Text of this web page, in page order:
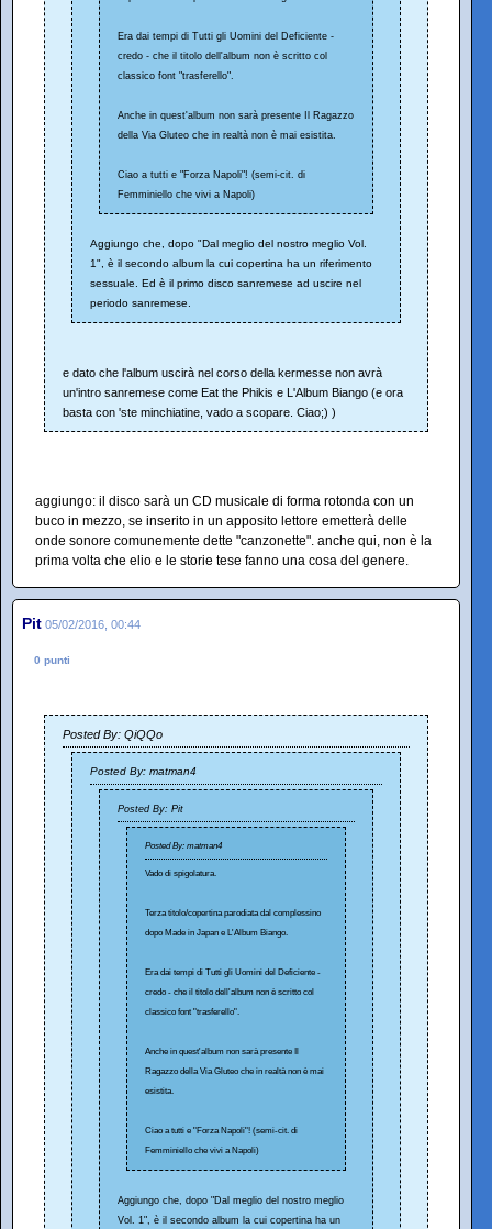
Era dai tempi di Tutti gli Uomini del Deficiente -
credo - che il titolo dell'album non è scritto col
classico font "trasferello".
Anche in quest'album non sarà presente Il Ragazzo
della Via Gluteo che in realtà non è mai esistita.
Ciao a tutti e "Forza Napoli"! (semi-cit. di
Femminiello che vivi a Napoli)
Aggiungo che, dopo "Dal meglio del nostro meglio Vol.
1", è il secondo album la cui copertina ha un riferimento
sessuale. Ed è il primo disco sanremese ad uscire nel
periodo sanremese.
e dato che l'album uscirà nel corso della kermesse non avrà
un'intro sanremese come Eat the Phikis e L'Album Biango (e ora
basta con 'ste minchiatine, vado a scopare. Ciao;) )
aggiungo: il disco sarà un CD musicale di forma rotonda con un
buco in mezzo, se inserito in un apposito lettore emetterà delle
onde sonore comunemente dette "canzonette". anche qui, non è la
prima volta che elio e le storie tese fanno una cosa del genere.
Pit 05/02/2016, 00:44
0 punti
Posted By: QiQQo
Posted By: matman4
Posted By: Pit
Posted By: matman4
Vado di spigolatura.
Terza titolo/copertina parodiata dal complessino
dopo Made in Japan e L'Album Biango.
Era dai tempi di Tutti gli Uomini del Deficiente -
credo - che il titolo dell'album non è scritto col
classico font "trasferello".
Anche in quest'album non sarà presente Il
Ragazzo della Via Gluteo che in realtà non è mai
esistita.
Ciao a tutti e "Forza Napoli"! (semi-cit. di
Femminiello che vivi a Napoli)
Aggiungo che, dopo "Dal meglio del nostro meglio
Vol. 1", è il secondo album la cui copertina ha un